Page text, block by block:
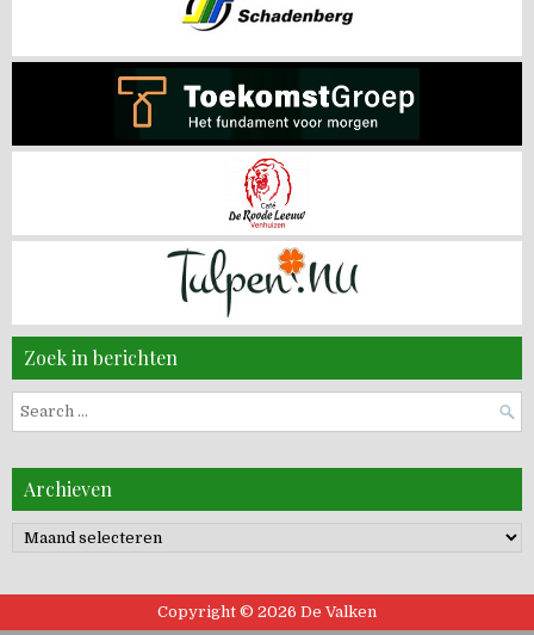
Zoek in berichten
Search
for:
Archieven
Archieven
Copyright © 2026 De Valken